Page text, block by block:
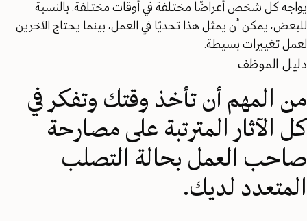
يواجه كل شخص أعراضًا مختلفة في أوقات مختلفة. بالنسبة
للبعض، يمكن أن يمثل هذا تحديًا في العمل، بينما يحتاج الآخرين
لعمل تغييرات بسيطة.
دليل الموظف
من المهم أن تأخذ وقتك وتفكر في
كل الآثار المترتبة على مصارحة
صاحب العمل بحالة التصلب
المتعدد لديك.